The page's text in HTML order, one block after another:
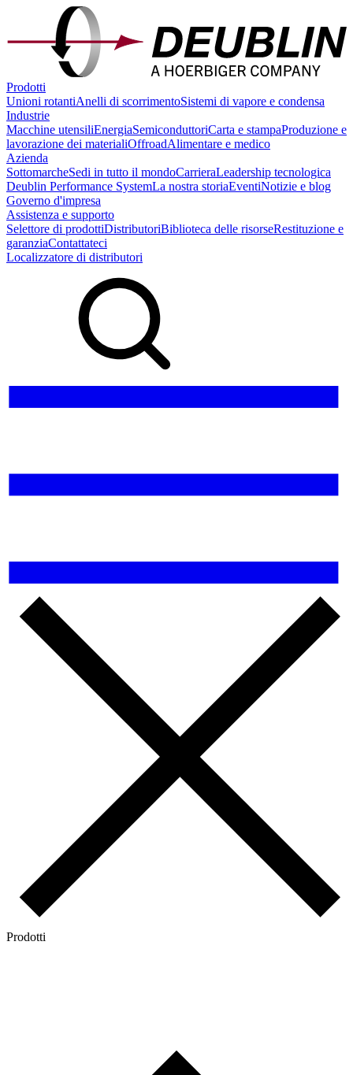
Prodotti
Unioni rotantiAnelli di scorrimentoSistemi di vapore e condensa
Industrie
Macchine utensiliEnergiaSemiconduttoriCarta e stampaProduzione e
lavorazione dei materialiOffroadAlimentare e medico
Azienda
SottomarcheSedi in tutto il mondoCarrieraLeadership tecnologica
Deublin Performance SystemLa nostra storiaEventiNotizie e blog
Governo d'impresa
Assistenza e supporto
Selettore di prodottiDistributoriBiblioteca delle risorseRestituzione e
garanziaContattateci
Localizzatore di distributori
Prodotti